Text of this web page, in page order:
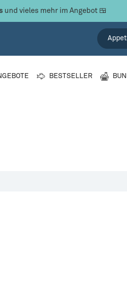
und vieles mehr im Angebot 🍱
BESTSELLER